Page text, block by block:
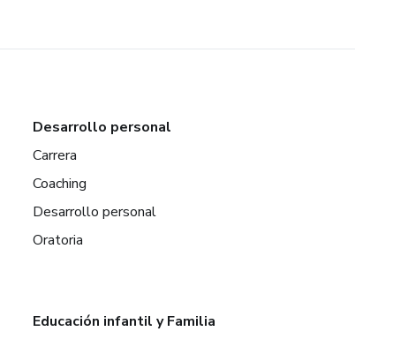
Desarrollo personal
Carrera
Coaching
Desarrollo personal
Oratoria
Educación infantil y Familia